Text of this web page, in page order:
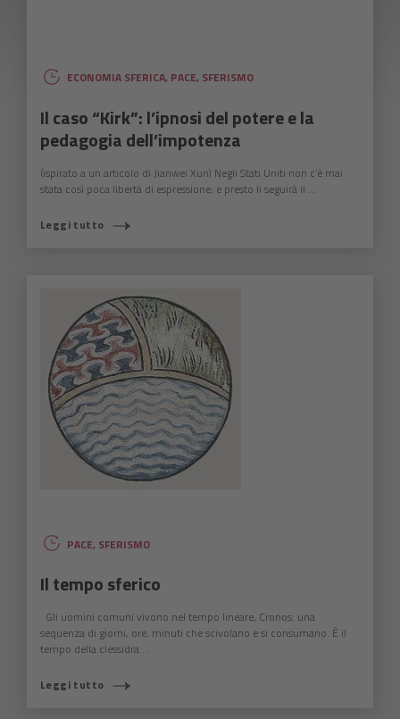
ECONOMIA SFERICA, PACE, SFERISMO
Il caso “Kirk”: l’ipnosi del potere e la
pedagogia dell’impotenza
(ispirato a un articolo di Jianwei Xun) Negli Stati Uniti non c’è mai
stata così poca libertà di espressione; e presto li seguirà il ...
Leggi tutto
PACE, SFERISMO
Il tempo sferico
Gli uomini comuni vivono nel tempo lineare, Cronos: una
sequenza di giorni, ore, minuti che scivolano e si consumano. È il
tempo della clessidra ...
Leggi tutto